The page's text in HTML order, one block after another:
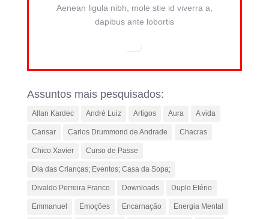
Aenean ligula nibh, mole stie id viverra a,
dapibus ante lobortis
Assuntos mais pesquisados:
Allan Kardec André Luiz Artigos Aura A vida
Cansar Carlos Drummond de Andrade Chacras
Chico Xavier Curso de Passe
Dia das Crianças; Eventos; Casa da Sopa;
Divaldo Perreira Franco Downloads Duplo Etério
Emmanuel Emoções Encarnação Energia Mental